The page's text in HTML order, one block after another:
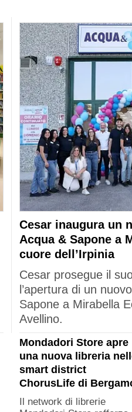
Cesar inaugura un
Acqua & Sapone a
cuore dell’Irpinia
Cesar prosegue il
l’apertura di un
Sapone a Mirabella
Avellino.
Mondadori Store apre
una nuova libreria
smart district
ChorusLife di
Il network di librerie